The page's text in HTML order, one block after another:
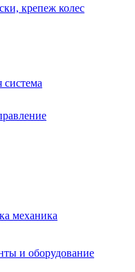
крепеж колес
система
механика
и оборудование